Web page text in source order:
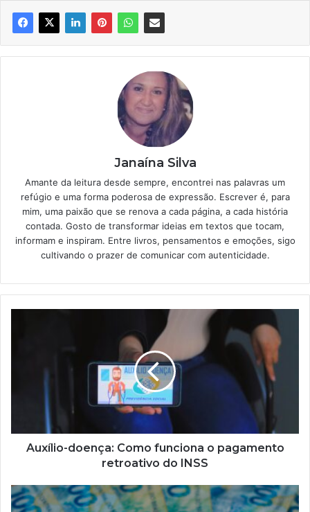
Janaína Silva
Amante da leitura desde sempre, encontrei nas palavras um
refúgio e uma forma poderosa de expressão. Escrever é, para
mim, uma paixão que se renova a cada página, a cada história
contada. Gosto de transformar ideias em textos que tocam,
informam e inspiram. Entre livros, pensamentos e emoções, sigo
cultivando o prazer de comunicar com autenticidade.
INSS
Auxílio-doença: Como funciona o pagamento
retroativo do INSS
Aposentadoria
no